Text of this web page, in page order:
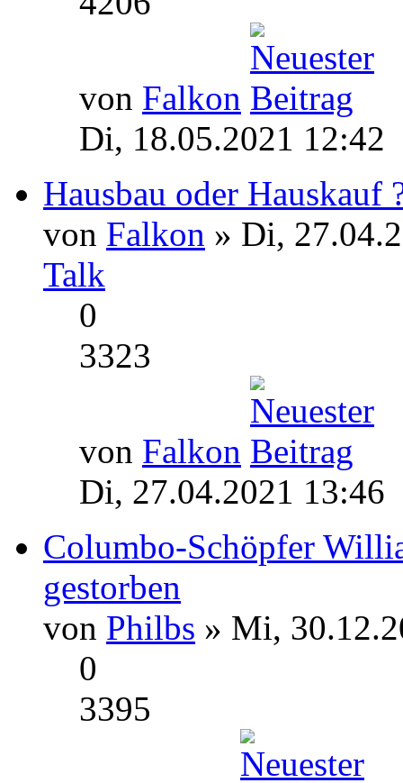
von Falkon
Di, 18.05.2021 12:42
Hausbau oder Hauskauf
von Falkon » Di,
Talk
0
3323
von Falkon
Di, 27.04.2021 13:46
Columbo-Schöpfer
gestorben
von Philbs » Mi,
0
3395